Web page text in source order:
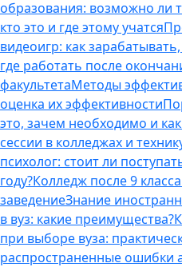
образования: возможно ли
кто это и где этому учатся
видеоигр: как
где работать после
факультетаМетоды
оценка их эффективности
это, зачем необходимо и
сессии в колледжах и
психолог: стоит ли
году?Колледж после 9
заведениеЗнание
в вуз: какие преимущества?
при выборе вуза:
распространенные ошибки